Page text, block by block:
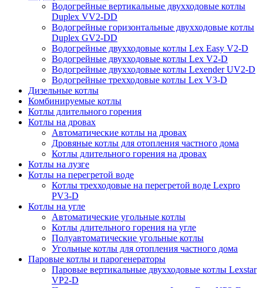
Водогрейные вертикальные двухходовые котлы
Duplex VV2-DD
Водогрейные горизонтальные двухходовые котлы
Duplex GV2-DD
Водогрейные двухходовые котлы Lex Easy V2-D
Водогрейные двухходовые котлы Lex V2-D
Водогрейные двухходовые котлы Lexender UV2-D
Водогрейные трехходовые котлы Lex V3-D
Дизельные котлы
Комбинируемые котлы
Котлы длительного горения
Котлы на дровах
Автоматические котлы на дровах
Дровяные котлы для отопления частного дома
Котлы длительного горения на дровах
Котлы на лузге
Котлы на перегретой воде
Котлы трехходовые на перегретой воде Lexpro
PV3-D
Котлы на угле
Автоматические угольные котлы
Котлы длительного горения на угле
Полуавтоматические угольные котлы
Угольные котлы для отопления частного дома
Паровые котлы и парогенераторы
Паровые вертикальные двухходовые котлы Lexstar
VP2-D